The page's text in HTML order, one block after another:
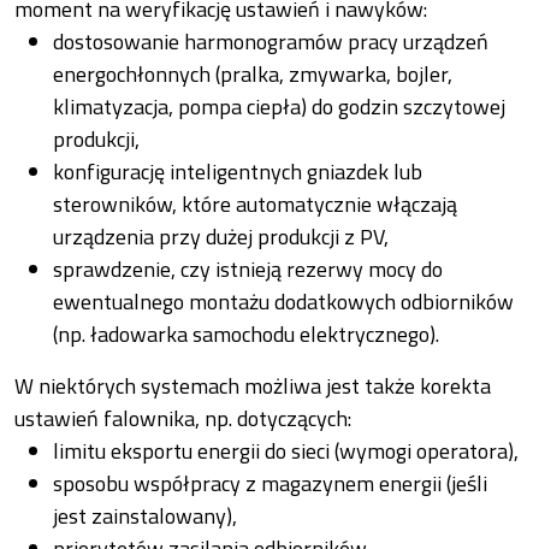
moment na weryfikację ustawień i nawyków:
dostosowanie harmonogramów pracy urządzeń
energochłonnych (pralka, zmywarka, bojler,
klimatyzacja, pompa ciepła) do godzin szczytowej
produkcji,
konfigurację inteligentnych gniazdek lub
sterowników, które automatycznie włączają
urządzenia przy dużej produkcji z PV,
sprawdzenie, czy istnieją rezerwy mocy do
ewentualnego montażu dodatkowych odbiorników
(np. ładowarka samochodu elektrycznego).
W niektórych systemach możliwa jest także korekta
ustawień falownika, np. dotyczących:
limitu eksportu energii do sieci (wymogi operatora),
sposobu współpracy z magazynem energii (jeśli
jest zainstalowany),